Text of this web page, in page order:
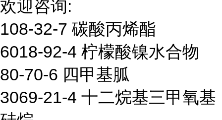
欢迎咨询:
108-32-7 碳酸丙烯酯
6018-92-4 柠檬酸镍水合物
80-70-6 四甲基胍
3069-21-4 十二烷基三甲氧基